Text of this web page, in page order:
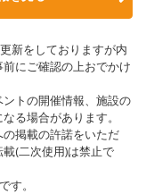
新をしておりますが内
にご確認の上おでかけ
トの開催情報、施設の
る場合があります。
掲載の許諾をいただ
(二次使用)は禁止で
す。